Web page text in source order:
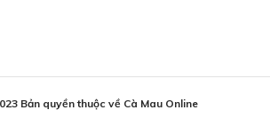
Bản quyền thuộc về Cà Mau Online